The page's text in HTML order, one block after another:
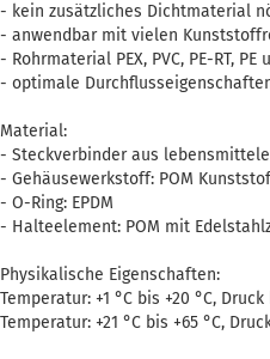
- kein zusätzliches Dichtmaterial
- anwendbar mit vielen
- Rohrmaterial PEX, PVC, PE-RT, PE
- optimale
Material:
- Steckverbinder aus
- Gehäusewerkstoff: POM
- O-Ring: EPDM
- Halteelement: POM mit
Physikalische Eigenschaften:
Temperatur: +1 °C bis +20 °C,
Temperatur: +21 °C bis +65 °C,